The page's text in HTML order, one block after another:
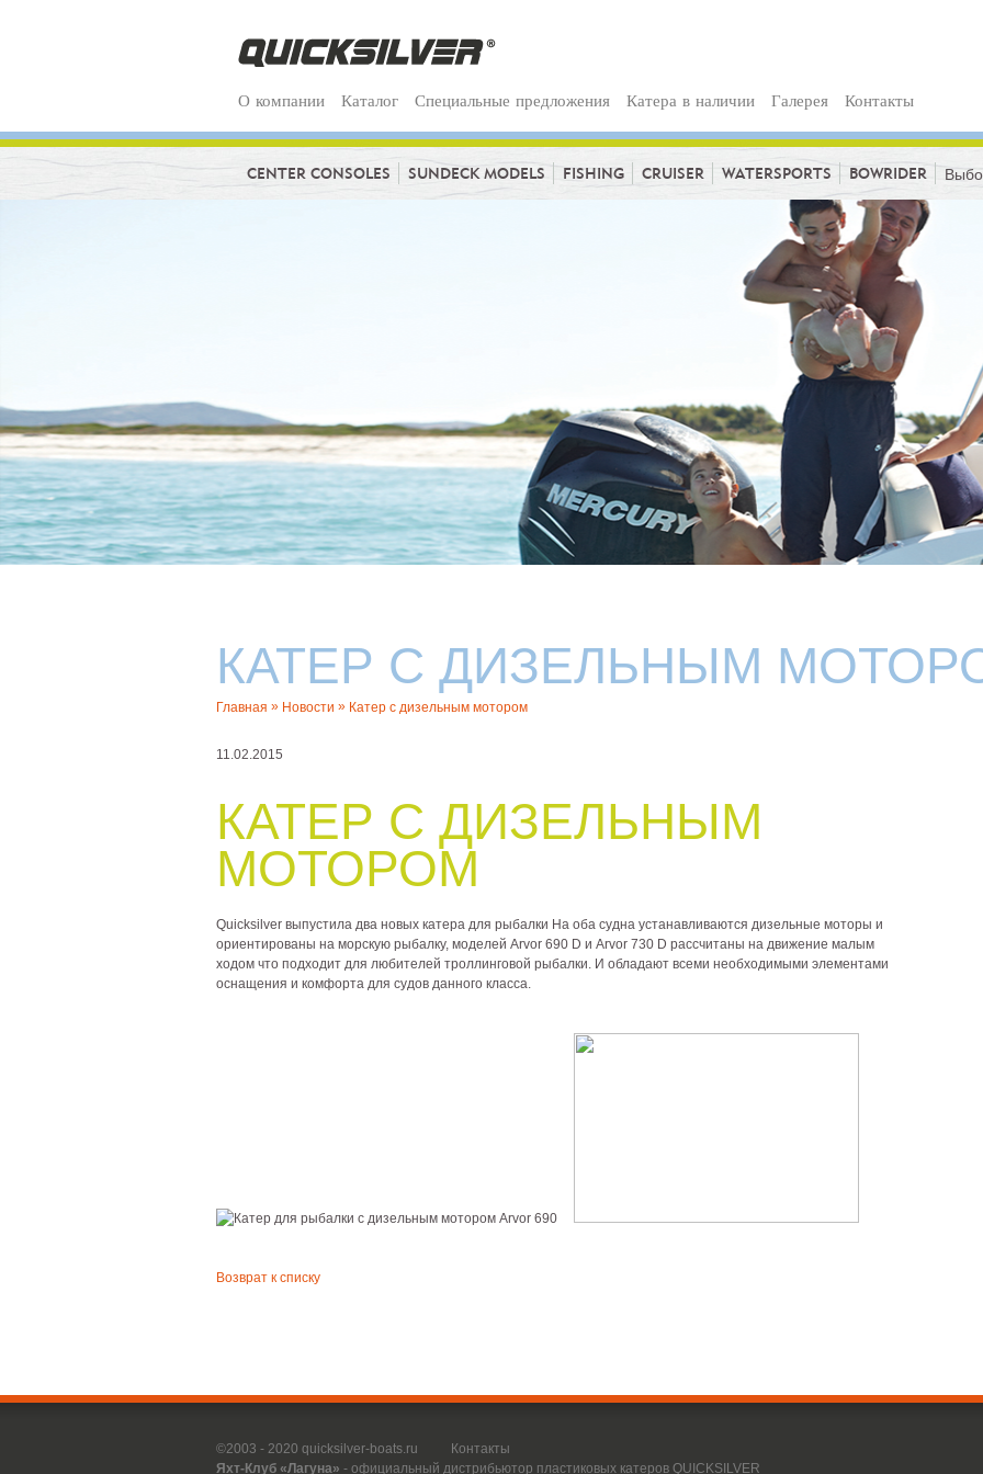
О компании Каталог Специальные предложения Катера в наличии Галерея Контакты
CENTER CONSOLES SUNDECK MODELS FISHING CRUISER WATERSPORTS BOWRIDER
КАТЕР С ДИЗЕЛЬНЫМ
Главная » Новости » Катер с дизельным мотором
11.02.2015
КАТЕР С ДИЗЕЛЬНЫМ
МОТОРОМ
Quicksilver выпустила два новых катера для рыбалки На оба судна устанавливаются дизельные моторы и
ориентированы на морскую рыбалку, моделей Arvor 690 D и Arvor 730 D рассчитаны на движение малым
ходом что подходит для любителей троллинговой рыбалки. И обладают всеми необходимыми элементами
оснащения и комфорта для судов данного класса.
Возврат к списку
©2003 - 2020 quicksilver-boats.ru
Контакты
Яхт-Клуб «Лагуна» - официальный дистрибьютор пластиковых катеров QUICKSILVER